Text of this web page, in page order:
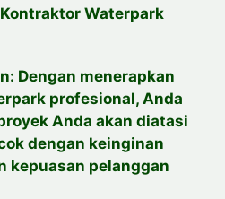
Waterpark
Dengan menerapkan
profesional, Anda
Anda akan diatasi
dengan keinginan
kepuasan pelanggan